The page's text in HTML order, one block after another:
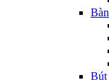
Bút